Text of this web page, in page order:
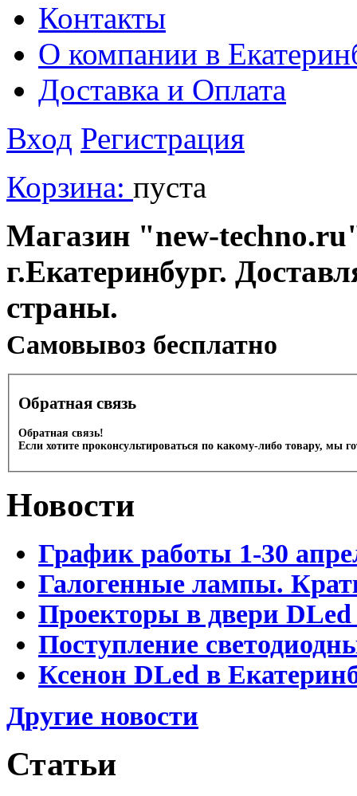
Контакты
О компании в
Доставка и Оплата
Вход Регистрация
Корзина: пуста
Магазин "new-
г.Екатеринбург.
страны.
Cамовывоз бесплатно
Обратная связь
Обратная связь!
Если хотите проконсультироваться по какому-либо товару, мы
Новости
График работы 1-30
Галогенные лампы.
Проекторы в двери DLed
Поступление
Ксенон DLed в
Другие новости
Статьи